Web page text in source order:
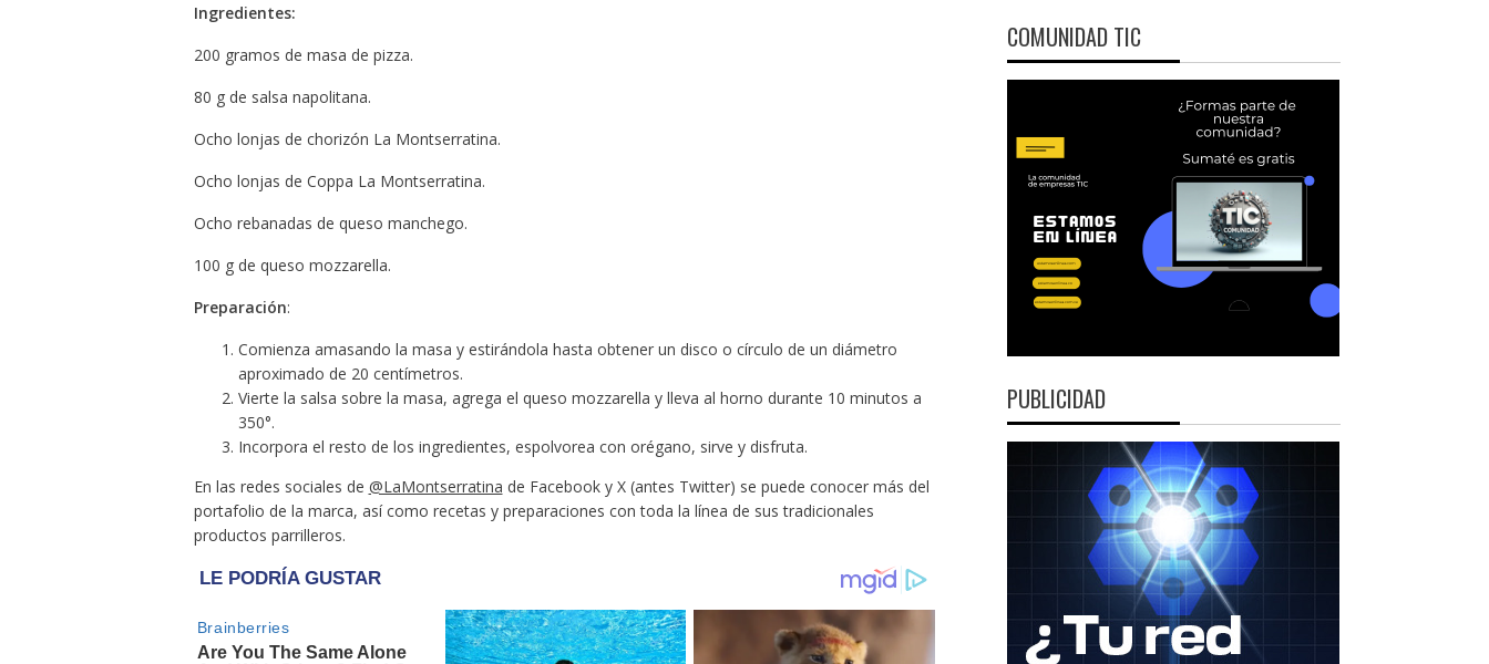
Ingredientes:
200 gramos de masa de pizza.
80 g de salsa napolitana.
Ocho lonjas de chorizón La Montserratina.
Ocho lonjas de Coppa La Montserratina.
Ocho rebanadas de queso manchego.
100 g de queso mozzarella.
Preparación:
Comienza amasando la masa y estirándola hasta obtener un disco o círculo de un diámetro
aproximado de 20 centímetros.
Vierte la salsa sobre la masa, agrega el queso mozzarella y lleva al horno durante 10 minutos a
350°.
Incorpora el resto de los ingredientes, espolvorea con orégano, sirve y disfruta.
En las redes sociales de @LaMontserratina de Facebook y X (antes Twitter) se puede conocer más del
portafolio de la marca, así como recetas y preparaciones con toda la línea de sus tradicionales
productos parrilleros.
COMUNIDAD TIC
PUBLICIDAD